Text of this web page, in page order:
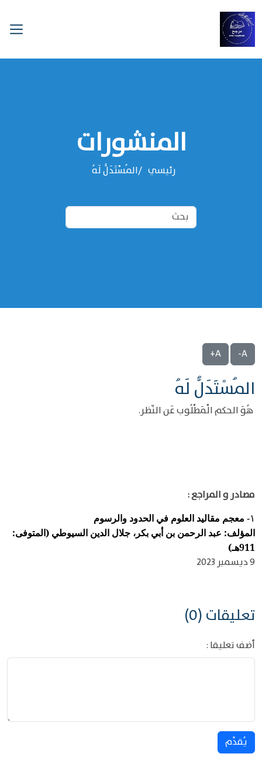
المنشورات
رئيسي المُسْتَدَلُّ لَهُ
A-
A+
المُسْتَدَلُّ لَهُ
هُوَ الحكم الْمَطْلُوب عَن النّظر.
مصادر و المراجع :
١-
معجم مقاليد العلوم في الحدود والرسوم
المؤلف: عبد الرحمن بن أبي بكر، جلال الدين السيوطي (المتوفى:
911هـ)
9 ديسمبر 2023
تعليقات (0)
أضف تعليقا :
يُقدِّم